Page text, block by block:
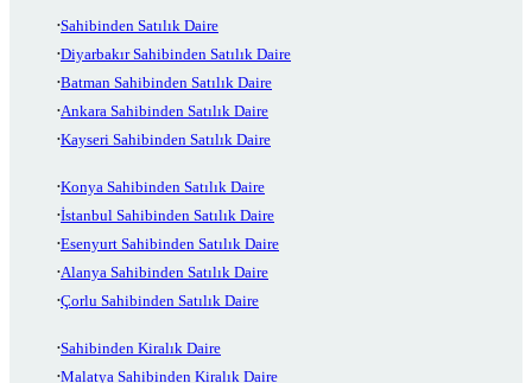
Sahibinden Satılık Daire
Diyarbakır Sahibinden Satılık Daire
Batman Sahibinden Satılık Daire
Ankara Sahibinden Satılık Daire
Kayseri Sahibinden Satılık Daire
Konya Sahibinden Satılık Daire
İstanbul Sahibinden Satılık Daire
Esenyurt Sahibinden Satılık Daire
Alanya Sahibinden Satılık Daire
Çorlu Sahibinden Satılık Daire
Sahibinden Kiralık Daire
Malatya Sahibinden Kiralık Daire